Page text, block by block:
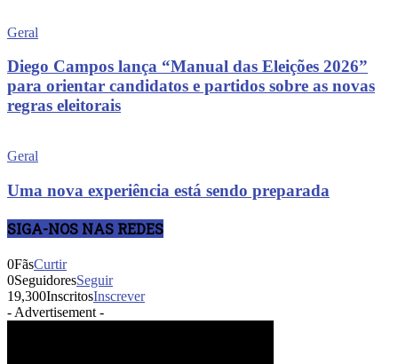
Geral
Diego Campos lança “Manual das Eleições 2026”
para orientar candidatos e partidos sobre as novas
regras eleitorais
Geral
Uma nova experiência está sendo preparada
SIGA-NOS NAS REDES
0FãsCurtir
0SeguidoresSeguir
19,300InscritosInscrever
- Advertisement -